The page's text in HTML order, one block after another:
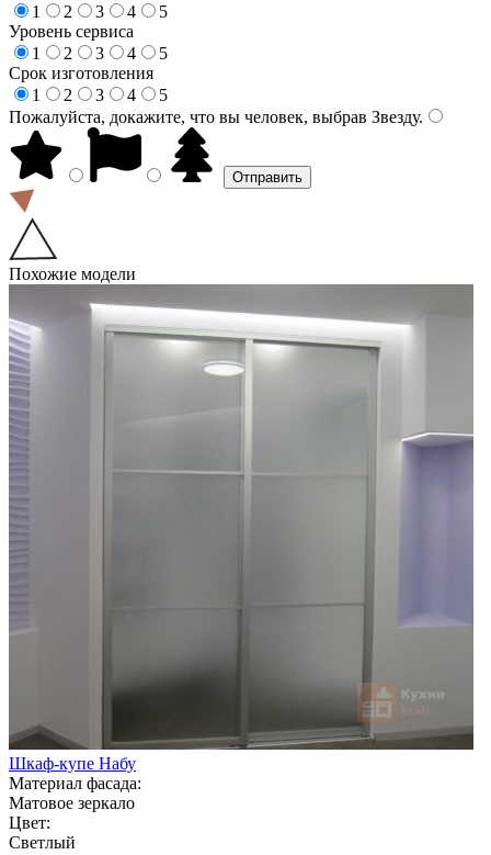
1
2 3 4
5
Уровень сервиса
1
2 3 4
5
Срок изготовления
1
2 3 4
5
Пожалуйста, докажите, что вы человек, выбрав Звезду.
Похожие модели
Шкаф-купе Набу
Материал фасада:
Матовое зеркало
Цвет:
Светлый